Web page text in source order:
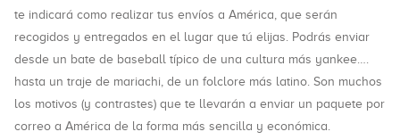
te indicará como realizar tus envíos a América, que serán
recogidos y entregados en el lugar que tú elijas. Podrás enviar
desde un bate de baseball típico de una cultura más yankee….
hasta un traje de mariachi, de un folclore más latino. Son muchos
los motivos (y contrastes) que te llevarán a enviar un paquete por
correo a América de la forma más sencilla y económica.